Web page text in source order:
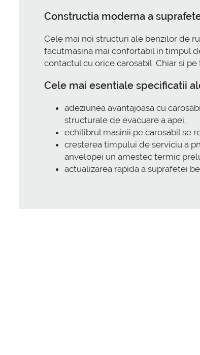
Constructia moderna a
Cele mai noi structuri ale benzilor de
facutmasina mai confortabil in timpul
contactul cu orice carosabil. Chiar si
Cele mai esentiale specificatii
adeziunea avantajoasa cu
structurale de evacuare a apei;
echilibrul masinii pe carosabil se
cresterea timpului de serviciu a
anvelopei un amestec termic
actualizarea rapida a suprafetei